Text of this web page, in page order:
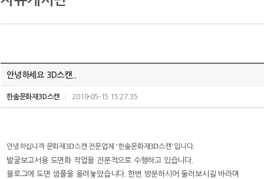
안녕하세요 3D스캔..
한솔문화재3D스캔 2019-05-15 15:27:35
안녕하십니까 문화재3D스캔 전문업체 ‘한솔문화재3D스캔’입니다.
발굴보고서용 도면화 작업을 전문적으로 수행하고 있습니다.
블로그에 도면 샘플을 올려놓았습니다.한번 방문하시어 둘러보시길 바라며